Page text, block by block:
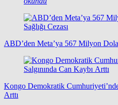
ABD’den Meta’ya 567 Milyon
Kongo Demokratik
Arttı